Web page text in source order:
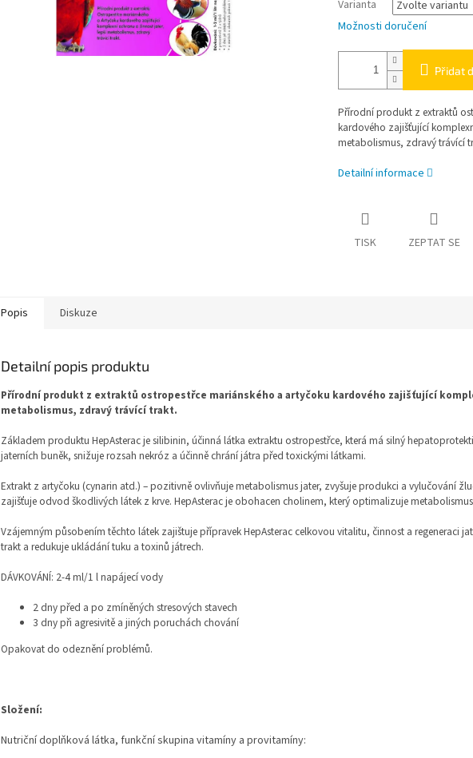
Varianta
Možnosti doručení
Přidat
Přírodní produkt z extraktů
kardového zajišťující
metabolismus, zdravý trávící
Detailní informace
TISK ZEPTAT SE
Popis Diskuze
Detailní popis produktu
Přírodní produkt z extraktů ostropestřce mariánského a artyčoku kardového zajišťující
metabolismus, zdravý trávící trakt.
Základem produktu HepAsterac je silibinin, účinná látka extraktu ostropestřce, která má silný
jaterních buněk, snižuje rozsah nekróz a účinně chrání játra před toxickými látkami.
Extrakt z artyčoku (cynarin atd.) – pozitivně ovlivňuje metabolismus jater, zvyšuje produkci a vylučování
zajišťuje odvod škodlivých látek z krve. HepAsterac je obohacen cholinem, který optimalizuje
Vzájemným působením těchto látek zajištuje přípravek HepAsterac celkovou vitalitu, činnost a regeneraci
trakt a redukuje ukládání tuku a toxinů játrech.
DÁVKOVÁNÍ: 2-4 ml/1 l napájecí vody
2 dny před a po zmíněných stresových stavech
3 dny při agresivitě a jiných poruchách chování
Opakovat do odeznění problémů.
Složení:
Nutriční doplňková látka, funkční skupina vitamíny a provitamíny: